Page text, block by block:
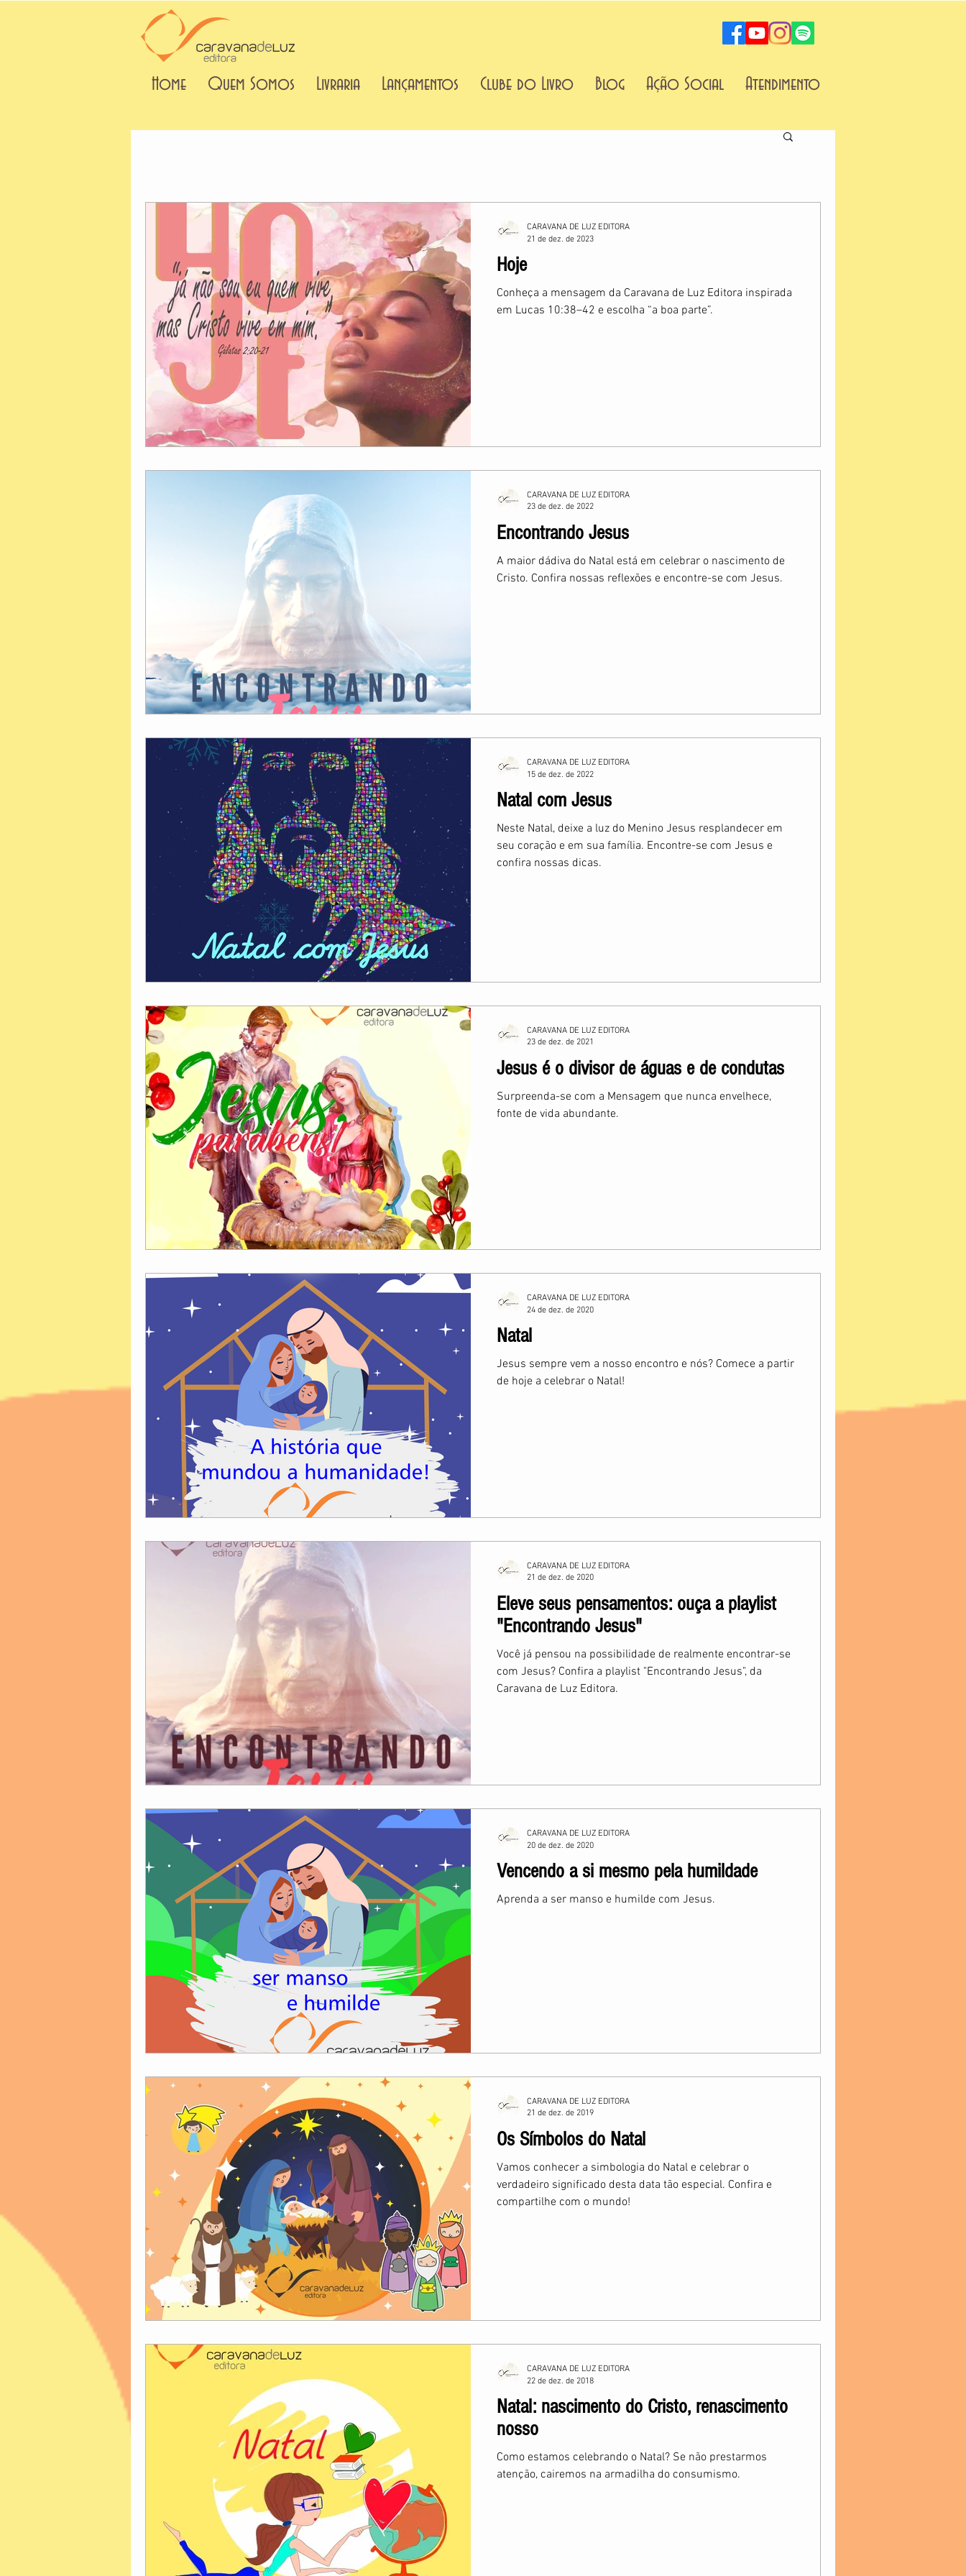
Home Quem Somos Livraria Lançamentos Clube do Livro Blog Ação Social Atendimento
Hoje
Conheça a mensagem da Caravana de Luz Editora inspirada
em Lucas 10:38–42 e escolha “a boa parte”.
CARAVANA DE LUZ EDITORA
21 de dez. de 2023
Encontrando Jesus
A maior dádiva do Natal está em celebrar o nascimento de
Cristo. Confira nossas reflexões e encontre-se com Jesus.
CARAVANA DE LUZ EDITORA
23 de dez. de 2022
Natal com Jesus
Neste Natal, deixe a luz do Menino Jesus resplandecer em
seu coração e em sua família. Encontre-se com Jesus e
confira nossas dicas.
CARAVANA DE LUZ EDITORA
15 de dez. de 2022
Jesus é o divisor de águas e de condutas
Surpreenda-se com a Mensagem que nunca envelhece,
fonte de vida abundante.
CARAVANA DE LUZ EDITORA
23 de dez. de 2021
Natal
Jesus sempre vem a nosso encontro e nós? Comece a partir
de hoje a celebrar o Natal!
CARAVANA DE LUZ EDITORA
24 de dez. de 2020
Eleve seus pensamentos: ouça a playlist
"Encontrando Jesus"
Você já pensou na possibilidade de realmente encontrar-se
com Jesus? Confira a playlist "Encontrando Jesus", da
Caravana de Luz Editora.
CARAVANA DE LUZ EDITORA
21 de dez. de 2020
Vencendo a si mesmo pela humildade
Aprenda a ser manso e humilde com Jesus.
CARAVANA DE LUZ EDITORA
20 de dez. de 2020
Os Símbolos do Natal
Vamos conhecer a simbologia do Natal e celebrar o
verdadeiro significado desta data tão especial. Confira e
compartilhe com o mundo!
CARAVANA DE LUZ EDITORA
21 de dez. de 2019
Natal: nascimento do Cristo, renascimento
nosso
Como estamos celebrando o Natal? Se não prestarmos
atenção, cairemos na armadilha do consumismo.
CARAVANA DE LUZ EDITORA
22 de dez. de 2018